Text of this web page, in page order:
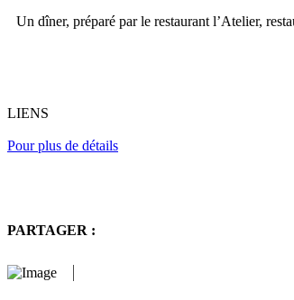
Un dîner, préparé par le restaurant l’Atelier,
LIENS
Pour plus de détails
PARTAGER :